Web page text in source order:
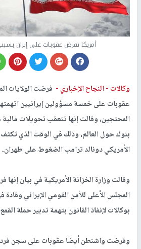
أمريكا تفرض عقوبات على إيران
وكالات -النجاح الإخباري - فرضت الولايات
عقوبات على خمسة مسؤولين إيرانيين
المحتجين، وقالت إنها تتعقب تحويلات
بنوك حول العالم، وذلك في الوقت الذي تكثف
الأمريكي دونالد ترامب الضغوط على طهران.
وقالت وزارة الخزانة الأمريكية في بيان
المجلس الأعلى للأمن القومي الإيراني
بوكالات لإنفاذ القانون بتهمة تدبير حملة
وفرضت واشنطن أيضا عقوبات على سجن